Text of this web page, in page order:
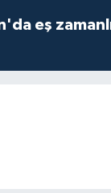
eş zamanlı